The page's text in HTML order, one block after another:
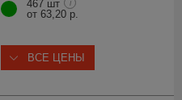
467 шт i
от 63,20 р.
ВСЕ ЦЕНЫ